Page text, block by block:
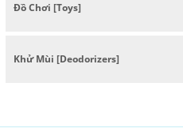
Đồ Chơi [Toys]
Khử Mùi [Deodorizers]